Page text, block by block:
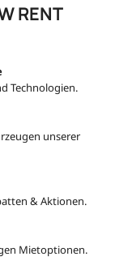
RENT
Technologien.
unserer
& Aktionen.
Mietoptionen.